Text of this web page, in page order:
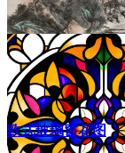
欧式玻璃窗花图